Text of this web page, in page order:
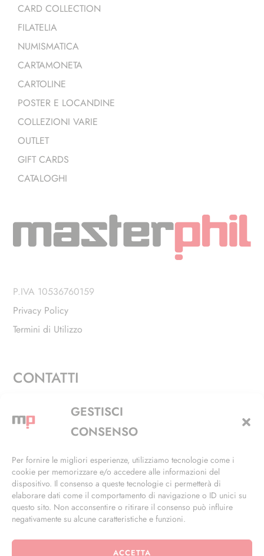
GESTISCI
CONSENSO
Per fornire le migliori esperienze, utilizziamo tecnologie come i
cookie per memorizzare e/o accedere alle informazioni del
dispositivo. Il consenso a queste tecnologie ci permetterà di
elaborare dati come il comportamento di navigazione o ID unici su
questo sito. Non acconsentire o ritirare il consenso può influire
negativamente su alcune caratteristiche e funzioni.
ACCETTA
CARD COLLECTION
FILATELIA
NUMISMATICA
CARTAMONETA
CARTOLINE
POSTER E LOCANDINE
COLLEZIONI VARIE
OUTLET
GIFT CARDS
CATALOGHI
P.IVA 10536760159
Privacy Policy
Termini di Utilizzo
CONTATTI
Via Alfieri, 27 - Trezzano Sul Naviglio (MI)
+39 02 4846 3155
info@masterphil.it